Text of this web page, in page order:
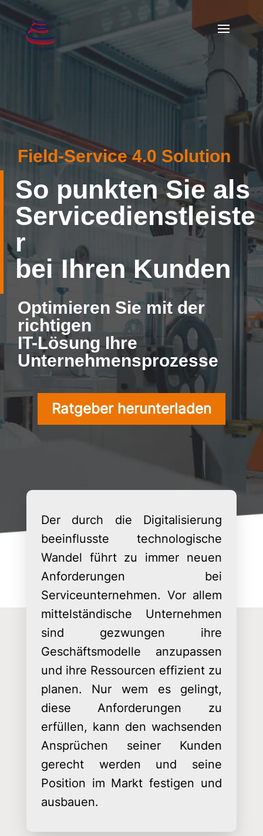
Field-Service 4.0 Solution
So punkten Sie als
Servicedienstleiste
r
bei Ihren Kunden
Optimieren Sie mit der
richtigen
IT-Lösung Ihre
Unternehmensprozesse
Ratgeber herunterladen
Der durch die Digitalisierung
beeinflusste technologische
Wandel führt zu immer neuen
Anforderungen bei
Serviceunternehmen. Vor allem
mittelständische Unternehmen
sind gezwungen ihre
Geschäftsmodelle anzupassen
und ihre Ressourcen effizient zu
planen. Nur wem es gelingt,
diese Anforderungen zu
erfüllen, kann den wachsenden
Ansprüchen seiner Kunden
gerecht werden und seine
Position im Markt festigen und
ausbauen.